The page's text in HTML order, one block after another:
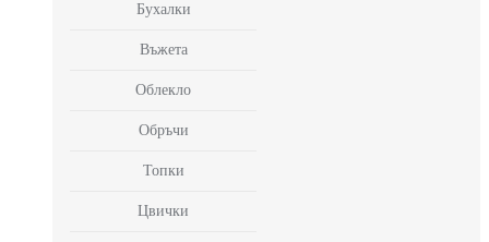
Бухалки
Въжета
Облекло
Обръчи
Топки
Цвички